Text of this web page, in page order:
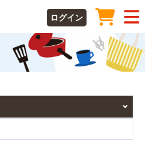
ログイン